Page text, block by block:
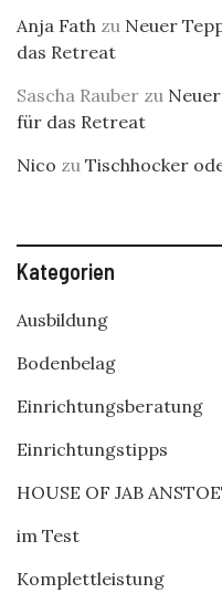
Anja Fath zu Neuer
das Retreat
Sascha Rauber zu
für das Retreat
Nico zu Tischhocker
Kategorien
Ausbildung
Bodenbelag
Einrichtungsberatung
Einrichtungstipps
HOUSE OF JAB
im Test
Komplettleistung